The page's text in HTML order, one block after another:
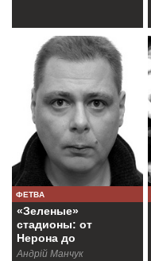
ФЕТВА
«Зеленые»
стадионы: от
Нерона до
Порошенко
Андрій Манчук